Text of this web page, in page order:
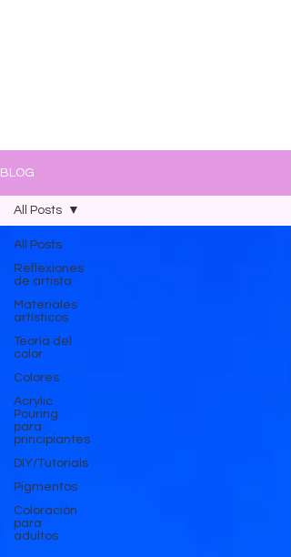
BLOG
All Posts
Reflexiones
de artista
Materiales
artísticos
Teoría del
color
Colores
Acrylic
Pouring
para
principiantes
DIY/Tutorials
Pigmentos
Coloraciòn
para
adultos
All Posts